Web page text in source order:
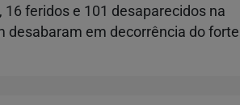
feridos e 101 desaparecidos na
desabaram em decorrência do forte